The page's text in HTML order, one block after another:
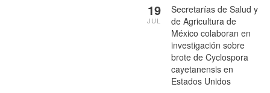
Secretarías de Salud y
de Agricultura de
México colaboran en
investigación sobre
brote de Cyclospora
cayetanensis en
Estados Unidos
19
JUL